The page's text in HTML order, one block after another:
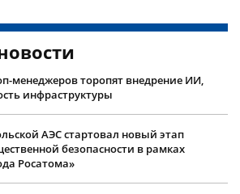
менеджеров торопят внедрение ИИ,
инфраструктуры
АЭС стартовал новый этап
безопасности в рамках
Росатома»